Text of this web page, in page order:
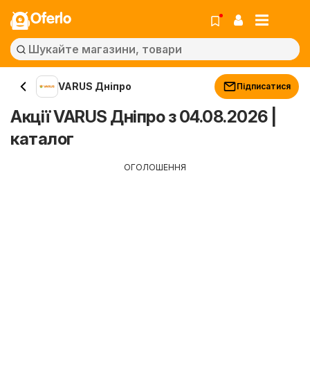
Oferlo
VARUS Дніпро Підписатися
Акції VARUS Дніпро з 04.08.2026 |
каталог
ОГОЛОШЕННЯ